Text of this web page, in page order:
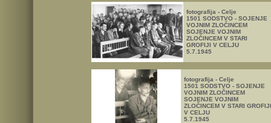
fotografija - Celje
1501 SODSTVO - SOJENJE
VOJNIM ZLOČINCEM
SOJENJE VOJNIM
ZLOČINCEM V STARI
GROFIJI V CELJU
5.7.1945
fotografija - Celje
1501 SODSTVO - SOJENJE
VOJNIM ZLOČINCEM
SOJENJE VOJNIM
ZLOČINCEM V STARI GROFIJI
V CELJU
5.7.1945